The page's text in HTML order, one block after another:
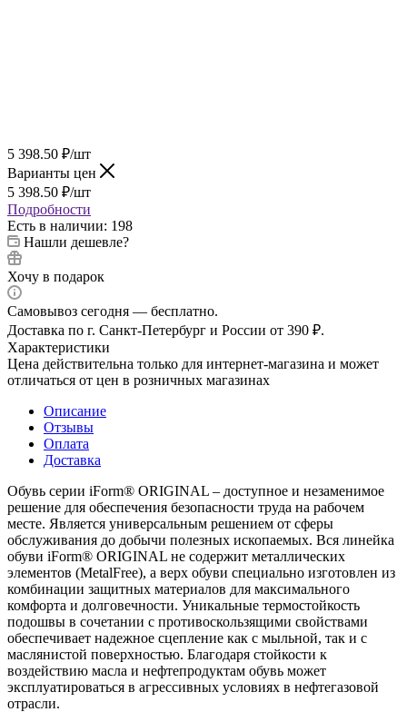
5 398.50 ₽/шт
Варианты цен
5 398.50 ₽/шт
Подробности
Есть в наличии: 198
Нашли дешевле?
Хочу в подарок
Самовывоз сегодня — бесплатно.
Доставка по г. Санкт-Петербург и России от 390 ₽.
Характеристики
Цена действительна только для интернет-магазина и может
отличаться от цен в розничных магазинах
Описание
Отзывы
Оплата
Доставка
Обувь серии iForm® ORIGINAL – доступное и незаменимое
решение для обеспечения безопасности труда на рабочем
месте. Является универсальным решением от сферы
обслуживания до добычи полезных ископаемых. Вся линейка
обуви iForm® ORIGINAL не содержит металлических
элементов (MetalFree), а верх обуви специально изготовлен из
комбинации защитных материалов для максимального
комфорта и долговечности. Уникальные термостойкость
подошвы в сочетании с противоскользящими свойствами
обеспечивает надежное сцепление как с мыльной, так и с
маслянистой поверхностью. Благодаря стойкости к
воздействию масла и нефтепродуктам обувь может
эксплуатироваться в агрессивных условиях в нефтегазовой
отрасли.